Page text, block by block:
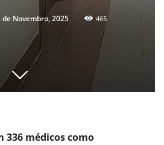
de Novembro, 2025 465
336 médicos como